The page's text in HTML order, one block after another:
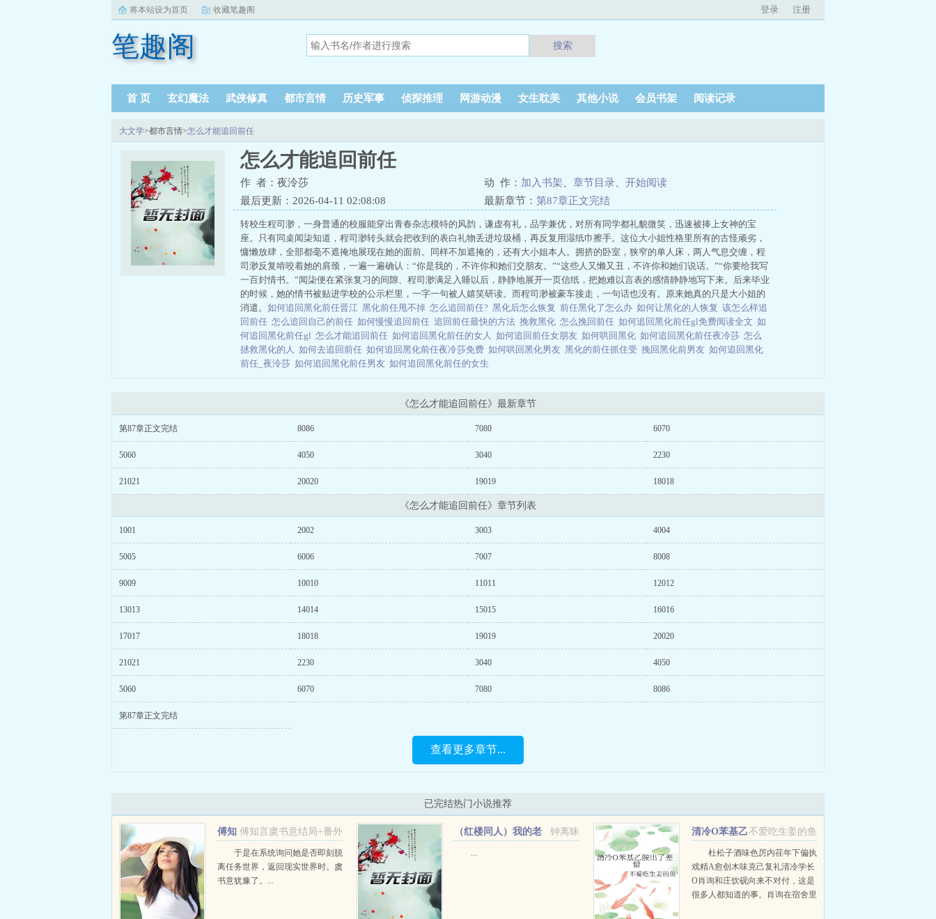
将本站设为首页 收藏笔趣阁 登录 注册
笔趣阁 搜索
首 页 玄幻魔法 武侠修真 都市言情 历史军事 侦探推理 网游动漫 女生耽美 其他小说 会员书架 阅读记录
大文学>都市言情>怎么才能追回前任
怎么才能追回前任
作 者：夜泠莎 动 作： 加入书架 章节目录
开始阅读
最后更新：2026-04-11 02:08:08
最新章节： 第87章正文完结
转校生程司渺，一身普通的校服能穿出青春杂志模特的风韵，谦虚有礼，品学兼优，对所有同学都礼貌微笑，迅速被捧上女神的宝
座。只有同桌闻柒知道，程司渺转头就会把收到的表白礼物丢进垃圾桶，再反复用湿纸巾擦手。这位大小姐性格里所有的古怪顽劣，
慵懒放肆，全部都毫不遮掩地展现在她的面前。同样不加遮掩的，还有大小姐本人。拥挤的卧室，狭窄的单人床，两人气息交缠，程
司渺反复啃咬着她的肩颈，一遍一遍确认：“你是我的，不许你和她们交朋友。”“这些人又懒又丑，不许你和她们说话。”“你要给我写
一百封情书。”闻柒便在紧张复习的间隙、程司渺满足入睡以后，静静地展开一页信纸，把她难以言表的感情静静地写下来。后来毕业
的时候，她的情书被贴进学校的公示栏里，一字一句被人嬉笑研读。而程司渺被豪车接走，一句话也没有。原来她真的只是大小姐的
消遣。 如何追回黑化前任晋江 黑化前任甩不掉 怎么追回前任? 黑化后怎么恢复 前任黑化了怎么办 如何让黑化的人恢复 该怎么样追
回前任 怎么追回自己的前任 如何慢慢追回前任 追回前任最快的方法 挽救黑化 怎么挽回前任 如何追回黑化前任gl免费阅读全文 如
何追回黑化前任gl 怎么才能追回前任 如何追回黑化前任的女人 如何追回前任女朋友 如何哄回黑化 如何追回黑化前任夜冷莎 怎么
拯救黑化的人 如何去追回前任 如何追回黑化前任夜冷莎免费 如何哄回黑化男友 黑化的前任抓住受 挽回黑化前男友 如何追回黑化
前任_夜泠莎 如何追回黑化前任男友 如何追回黑化前任的女生
《怎么才能追回前任》最新章节
第87章正文完结 8086 7080 6070
5060 4050 3040 2230
21021 20020 19019 18018
《怎么才能追回前任》章节列表
1001 2002 3003 4004
5005 6006 7007 8008
9009 10010 11011 12012
13013 14014 15015 16016
17017 18018 19019 20020
21021 2230 3040 4050
5060 6070 7080 8086
第87章正文完结
查看更多章节...
已完结热门小说推荐
傅知言虞书意结局+番外
傅知
言虞书意
于是在系统询问她是否即刻脱
离任务世界，返回现实世界时。虞
书意犹豫了。...
钟离昧
（红楼同人）我的老
...
不爱吃生姜的鱼
清冷O苯基乙
胺出了差错
杜松子酒味色厉内荏年下偏执
戏精A愈创木味克己复礼清冷学长
O肖询和庄饮砚向来不对付，这是
很多人都知道的事。肖询在宿舍里